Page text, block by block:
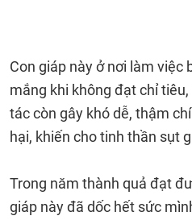
Con giáp này ở nơi làm việc
mắng khi không đạt chỉ
tác còn gây khó dễ, thậm
hại, khiến cho tinh thần sụt
Trong năm thành quả đạt
giáp này đã dốc hết sức